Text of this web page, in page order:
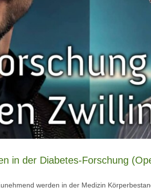
in der Diabetes-Forschung
werden in der Medizin